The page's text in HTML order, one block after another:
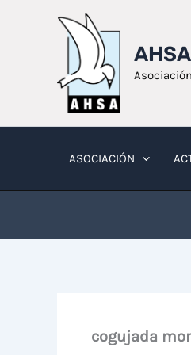
ASOCIACIÓN
cogujada